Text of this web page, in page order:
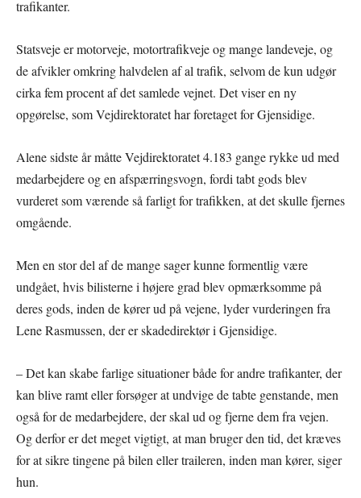
trafikanter.
Statsveje er motorveje, motortrafikveje og mange landeveje, og
de afvikler omkring halvdelen af al trafik, selvom de kun udgør
cirka fem procent af det samlede vejnet. Det viser en ny
opgørelse, som Vejdirektoratet har foretaget for Gjensidige.
Alene sidste år måtte Vejdirektoratet 4.183 gange rykke ud med
medarbejdere og en afspærringsvogn, fordi tabt gods blev
vurderet som værende så farligt for trafikken, at det skulle fjernes
omgående.
Men en stor del af de mange sager kunne formentlig være
undgået, hvis bilisterne i højere grad blev opmærksomme på
deres gods, inden de kører ud på vejene, lyder vurderingen fra
Lene Rasmussen, der er skadedirektør i Gjensidige.
– Det kan skabe farlige situationer både for andre trafikanter, der
kan blive ramt eller forsøger at undvige de tabte genstande, men
også for de medarbejdere, der skal ud og fjerne dem fra vejen.
Og derfor er det meget vigtigt, at man bruger den tid, det kræves
for at sikre tingene på bilen eller traileren, inden man kører, siger
hun.